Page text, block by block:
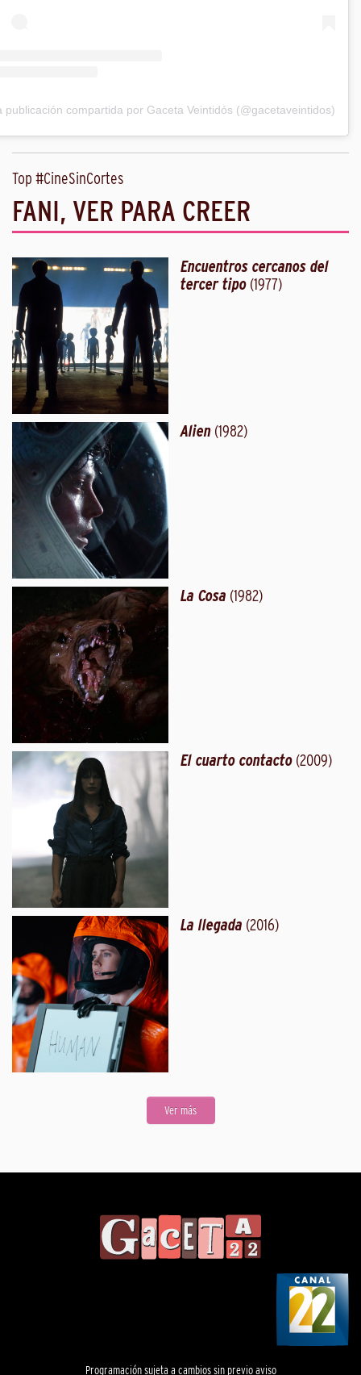
publicación compartida por Gaceta Veintidós (@gacetaveintidos)
Top #CineSinCortes
FANI, VER PARA CREER
Encuentros cercanos del
tercer tipo (1977)
Alien (1982)
La Cosa (1982)
El cuarto contacto (2009)
La llegada (2016)
Ver más
Programación sujeta a cambios sin previo aviso